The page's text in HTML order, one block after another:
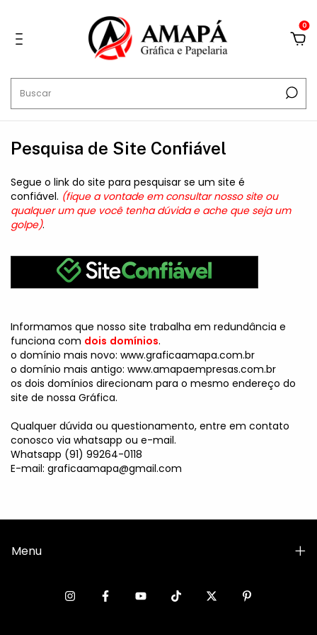
0
Pesquisa de Site Confiável
Segue o link do site para pesquisar se um site é
confiável. (fique a vontade em consultar nosso site ou
qualquer um que você tenha dúvida e ache que seja um
golpe).
Informamos que nosso site trabalha em redundância e
funciona com dois domínios.
o domínio mais novo: www.graficaamapa.com.br
o domínio mais antigo: www.amapaempresas.com.br
os dois domínios direcionam para o mesmo endereço do
site de nossa Gráfica.
Qualquer dúvida ou questionamento, entre em contato
conosco via whatsapp ou e-mail.
Whatsapp (91) 99264-0118
E-mail: graficaamapa@gmail.com
Menu